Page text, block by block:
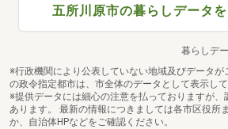
五所川原市の暮らしデータ
暮らしデ
※行政機関により公表していない地域及びデータ
の政令指定都市は、市全体のデータとして表示して
※提供データには細心の注意を払っておりますが
あります。 最新の情報につきましては各市区役所
か、自治体HPなどをご確認ください。